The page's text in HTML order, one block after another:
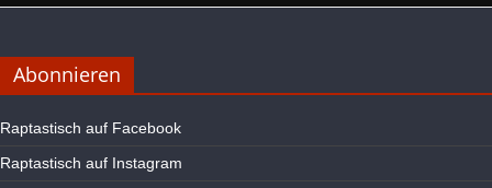
Abonnieren
Raptastisch auf Facebook
Raptastisch auf Instagram